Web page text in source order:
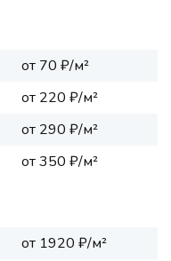
от 70 ₽/м²
от 220 ₽/м²
от 290 ₽/м²
от 350 ₽/м²
от 1920 ₽/м²